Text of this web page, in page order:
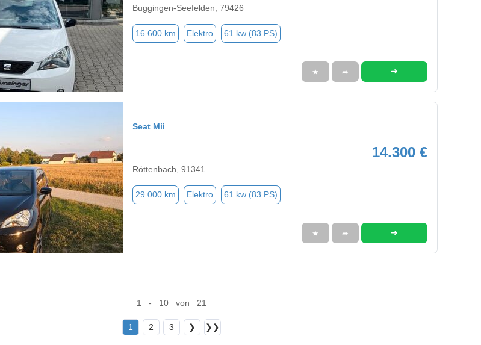
Buggingen-Seefelden, 79426
16.600 km Elektro 61 kw (83 PS)
★ ➦ ➜
Seat Mii
14.300 €
Röttenbach, 91341
29.000 km Elektro 61 kw (83 PS)
★ ➦ ➜
1 - 10 von 21
1 2 3 ❯ ❯❯